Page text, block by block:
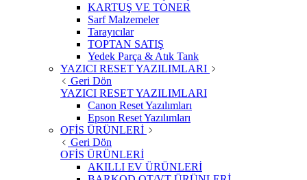
KARTUŞ VE TONER
Sarf Malzemeler
Tarayıcılar
TOPTAN SATIŞ
Yedek Parça & Atık Tank
YAZICI RESET YAZILIMLARI
Geri Dön
YAZICI RESET YAZILIMLARI
Canon Reset Yazılımları
Epson Reset Yazılımları
OFİS ÜRÜNLERİ
Geri Dön
OFİS ÜRÜNLERİ
AKILLI EV ÜRÜNLERİ